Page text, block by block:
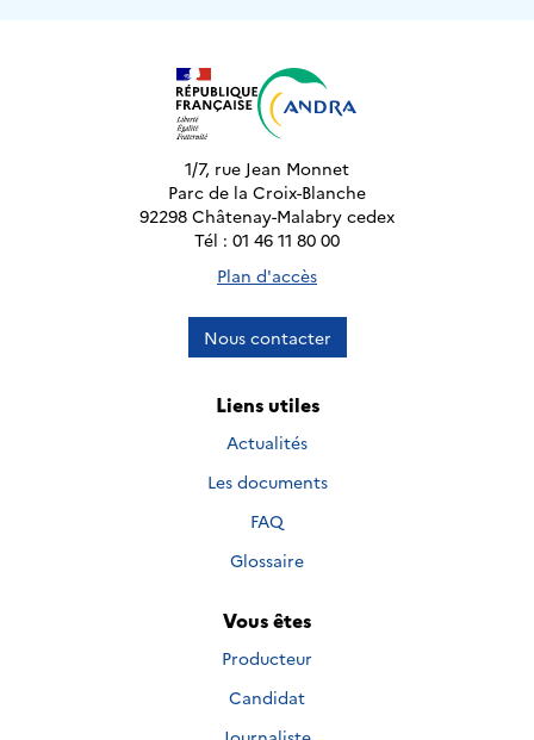
1/7, rue Jean Monnet
Parc de la Croix-Blanche
92298 Châtenay-Malabry cedex
Tél : 01 46 11 80 00
Plan d'accès
Nous contacter
Liens utiles
Actualités
Les documents
FAQ
Glossaire
Vous êtes
Producteur
Candidat